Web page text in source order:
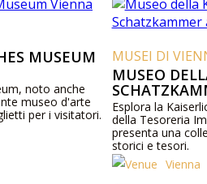
MUSEUM
noto anche
museo d'arte
per i visitatori.
MUSEI DI
MUSEO
Esplora la
della Tesoreria
presenta una
storici e tesori.
Vienna